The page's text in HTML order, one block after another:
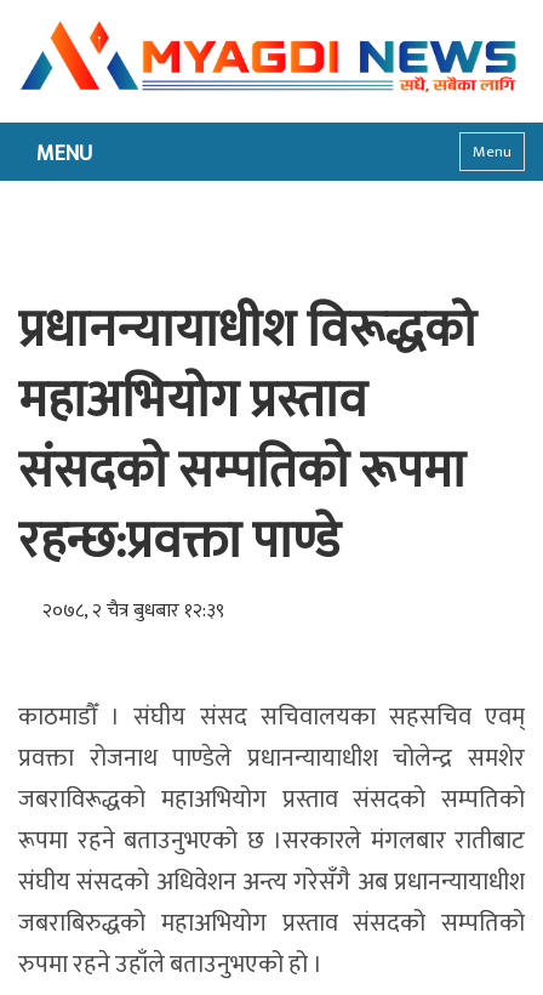
MENU Menu
प्रधानन्यायाधीश विरूद्धको
महाअभियोग प्रस्ताव
संसदको सम्पतिको रूपमा
रहन्छ:प्रवक्ता पाण्डे
२०७८, २ चैत्र बुधबार १२:३९
काठमाडौँ । संघीय संसद सचिवालयका सहसचिव एवम्
प्रवक्ता रोजनाथ पाण्डेले प्रधानन्यायाधीश चोलेन्द्र समशेर
जबराविरूद्धको महाअभियोग प्रस्ताव संसदको सम्पतिको
रूपमा रहने बताउनुभएको छ ।सरकारले मंगलबार रातीबाट
संघीय संसदको अधिवेशन अन्त्य गरेसँगै अब प्रधानन्यायाधीश
जबराबिरुद्धको महाअभियोग प्रस्ताव संसदको सम्पतिको
रुपमा रहने उहाँले बताउनुभएको हो ।